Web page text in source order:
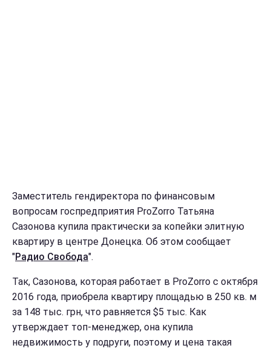
Заместитель гендиректора по финансовым
вопросам госпредприятия ProZorro Татьяна
Сазонова купила практически за копейки элитную
квартиру в центре Донецка. Об этом сообщает
"Радио Свобода".
Так, Сазонова, которая работает в ProZorro с октября
2016 года, приобрела квартиру площадью в 250 кв. м
за 148 тыс. грн, что равняется $5 тыс. Как
утверждает топ-менеджер, она купила
недвижимость у подруги, поэтому и цена такая